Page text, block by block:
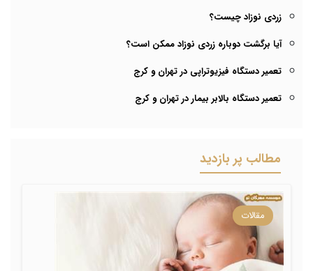
زردی نوزاد چیست؟
آیا برگشت دوباره زردی نوزاد ممکن است؟
تعمیر دستگاه فیزیوتراپی در تهران و کرج
تعمیر دستگاه بالابر بیمار در تهران و کرج
مطالب پر بازدید
مقالات